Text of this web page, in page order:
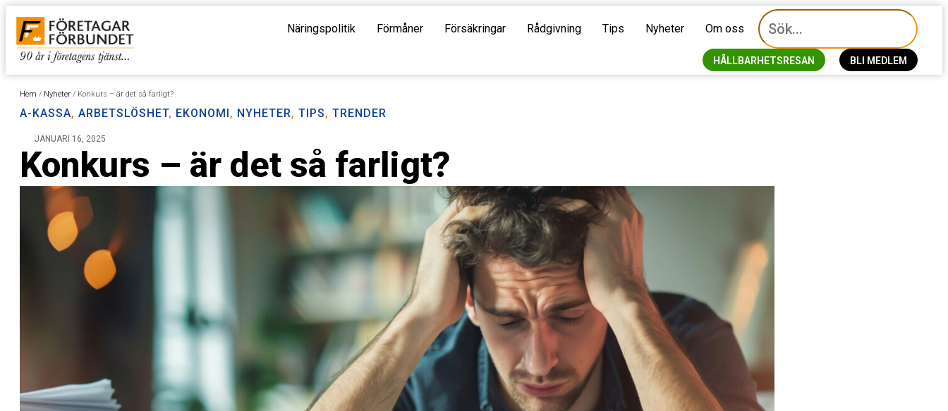
Näringspolitik Förmåner Försäkringar Rådgivning Tips Nyheter Om oss
HÅLLBARHETSRESAN BLI MEDLEM
Hem / Nyheter / Konkurs – är det så farligt?
A-KASSA, ARBETSLÖSHET, EKONOMI, NYHETER, TIPS, TRENDER
JANUARI 16, 2025
Konkurs – är det så farligt?